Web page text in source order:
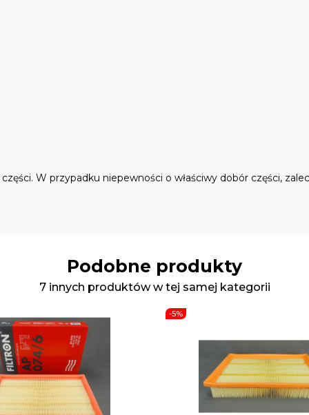
W przypadku niepewności o właściwy dobór części,
Podobne produkty
7 innych produktów w tej samej kategorii
-5%